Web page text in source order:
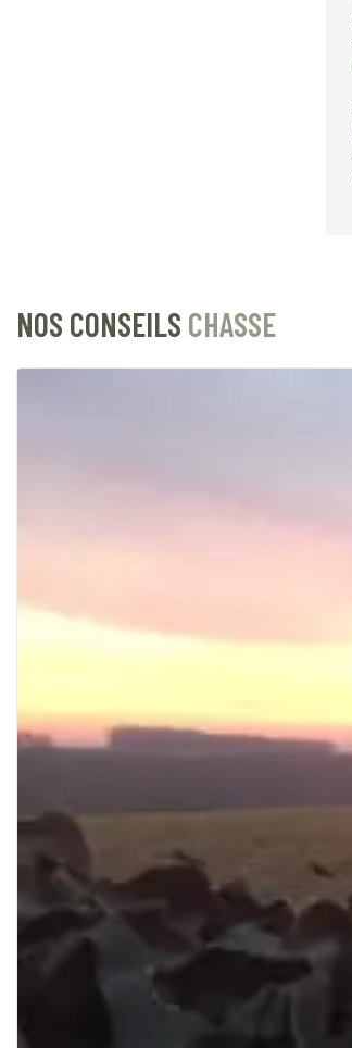
NOS CONSEILS CHASSE